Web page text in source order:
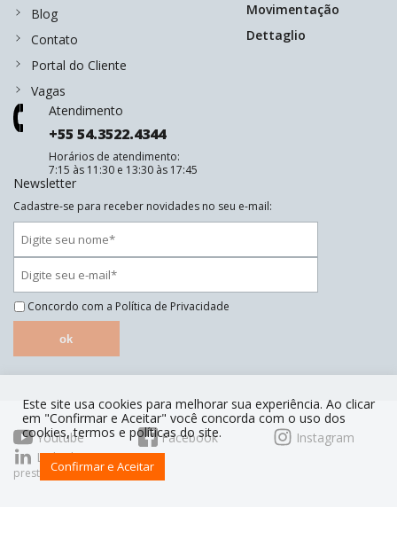
Blog
Contato
Portal do Cliente
Vagas
Movimentação
Dettaglio
Atendimento
+55 54.3522.4344
Horários de atendimento:
7:15 às 11:30 e 13:30 às 17:45
Newsletter
Cadastre-se para receber novidades no seu e-mail:
Concordo com a Política de Privacidade
ok
Youtube Facebook
Instagram
Linkedin
prestoorganiza.com.br
Este site usa cookies para melhorar sua experiência. Ao clicar
em "Confirmar e Aceitar" você concorda com o uso dos
cookies, termos e políticas do site.
Confirmar e Aceitar